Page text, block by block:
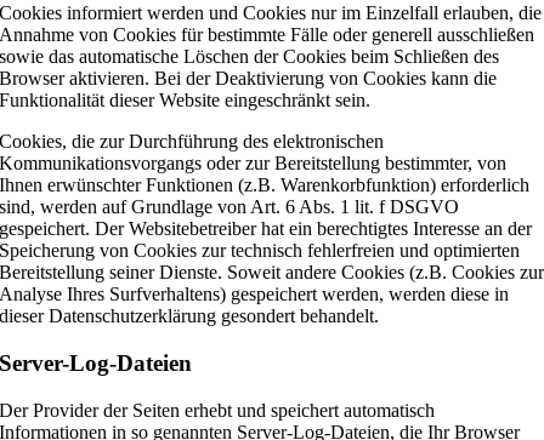
Cookies informiert werden und Cookies nur im Einzelfall erlauben, die
Annahme von Cookies für bestimmte Fälle oder generell ausschließen
sowie das automatische Löschen der Cookies beim Schließen des
Browser aktivieren. Bei der Deaktivierung von Cookies kann die
Funktionalität dieser Website eingeschränkt sein.
Cookies, die zur Durchführung des elektronischen
Kommunikationsvorgangs oder zur Bereitstellung bestimmter, von
Ihnen erwünschter Funktionen (z.B. Warenkorbfunktion) erforderlich
sind, werden auf Grundlage von Art. 6 Abs. 1 lit. f DSGVO
gespeichert. Der Websitebetreiber hat ein berechtigtes Interesse an der
Speicherung von Cookies zur technisch fehlerfreien und optimierten
Bereitstellung seiner Dienste. Soweit andere Cookies (z.B. Cookies zur
Analyse Ihres Surfverhaltens) gespeichert werden, werden diese in
dieser Datenschutzerklärung gesondert behandelt.
Server-Log-Dateien
Der Provider der Seiten erhebt und speichert automatisch
Informationen in so genannten Server-Log-Dateien, die Ihr Browser